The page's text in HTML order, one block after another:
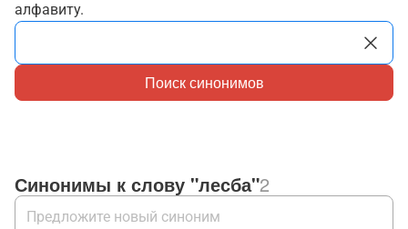
алфавиту.
Поиск синонимов
Синонимы к слову "лесба"2